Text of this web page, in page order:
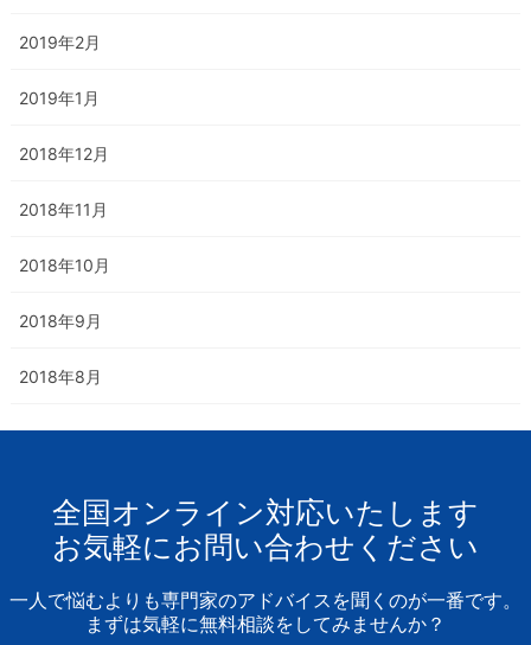
2019年2月
2019年1月
2018年12月
2018年11月
2018年10月
2018年9月
2018年8月
全国オンライン対応いたします
お気軽にお問い合わせください
一人で悩むよりも専門家のアドバイスを聞くのが一番です。
まずは気軽に無料相談をしてみませんか？